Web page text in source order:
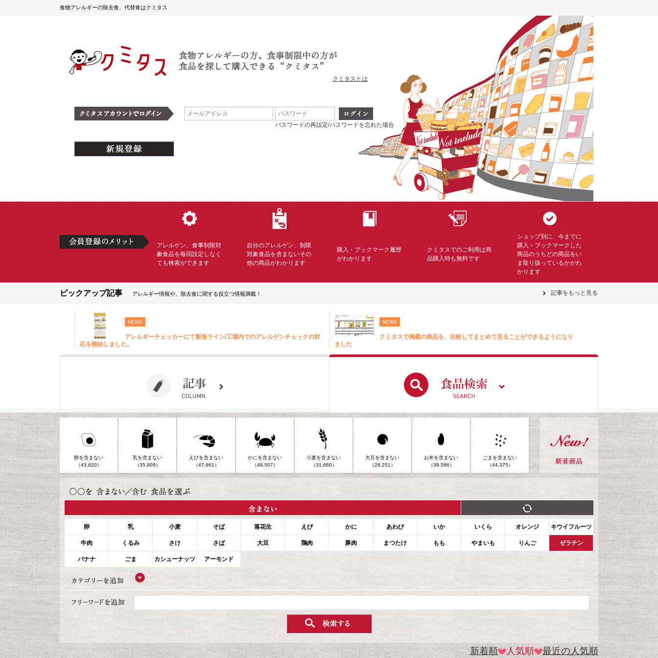
食物アレルギーの除去食、代替食はクミタス
クミタスとは
パスワードの再設定/パスワードを忘れた場合
アレルゲン、食事制限対
象食品を毎回設定しなく
ても検索ができます
自分のアレルゲン、制限
対象食品を含まないその
他の商品がわかります
購入・ブックマーク履歴
がわかります
クミタスでのご利用は商
品購入時も無料です
ショップ別に、今までに
購入・ブックマークした
商品のうちどの商品をい
ま取り扱っているかがわ
かります
ピックアップ記事 アレルギー情報や、除去食に関する役立つ情報満載！ 記事をもっと見る
NEWS
アレルギーチェッカーにて製造ライン/工場内でのアレルゲンチェックの対
応を開始しました。
NEWS
クミタスで掲載の商品を、比較してまとめて見ることができるようになり
ました
卵を含まない
（43,620）
乳を含まない
（35,909）
えびを含まない
（47,661）
かにを含まない
（48,507）
小麦を含まない
（31,660）
大豆を含まない
（28,251）
お米を含まない
（39,586）
ごまを含まない
（44,375）
卵 乳 小麦 そば 落花生 えび かに あわび いか いくら オレンジ キウイフルーツ
牛肉 くるみ さけ さば 大豆 鶏肉 豚肉 まつたけ もも やまいも りんご ゼラチン
バナナ ごま カシューナッツ アーモンド
新着順 人気順 最近の人気順